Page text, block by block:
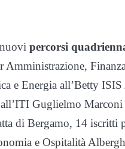
percorsi
Amministrazione,
e Energia all’Betty
Guglielmo
di Bergamo, 14 iscritti
e Ospitalità